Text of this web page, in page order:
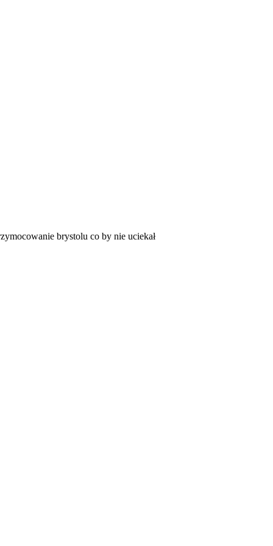
brystolu co by nie uciekał